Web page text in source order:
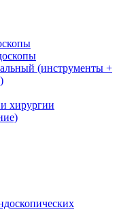
(инструменты +
хирургии